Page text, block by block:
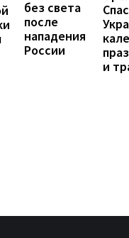
без света
после
нападения
России
и